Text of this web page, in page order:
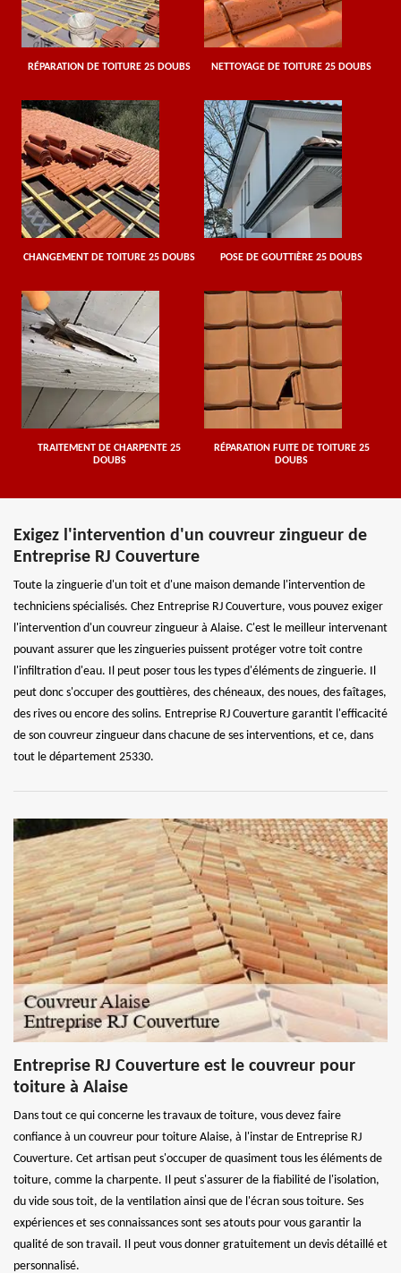
RÉPARATION DE TOITURE 25 DOUBS NETTOYAGE DE TOITURE 25 DOUBS
CHANGEMENT DE TOITURE 25 DOUBS POSE DE GOUTTIÈRE 25 DOUBS
TRAITEMENT DE CHARPENTE 25
DOUBS
RÉPARATION FUITE DE TOITURE 25
DOUBS
Exigez l'intervention d'un couvreur zingueur de
Entreprise RJ Couverture
Toute la zinguerie d'un toit et d'une maison demande l'intervention de
techniciens spécialisés. Chez Entreprise RJ Couverture, vous pouvez exiger
l'intervention d'un couvreur zingueur à Alaise. C'est le meilleur intervenant
pouvant assurer que les zingueries puissent protéger votre toit contre
l'infiltration d'eau. Il peut poser tous les types d'éléments de zinguerie. Il
peut donc s'occuper des gouttières, des chéneaux, des noues, des faîtages,
des rives ou encore des solins. Entreprise RJ Couverture garantit l'efficacité
de son couvreur zingueur dans chacune de ses interventions, et ce, dans
tout le département 25330.
Entreprise RJ Couverture est le couvreur pour
toiture à Alaise
Dans tout ce qui concerne les travaux de toiture, vous devez faire
confiance à un couvreur pour toiture Alaise, à l'instar de Entreprise RJ
Couverture. Cet artisan peut s'occuper de quasiment tous les éléments de
toiture, comme la charpente. Il peut s'assurer de la fiabilité de l'isolation,
du vide sous toit, de la ventilation ainsi que de l'écran sous toiture. Ses
expériences et ses connaissances sont ses atouts pour vous garantir la
qualité de son travail. Il peut vous donner gratuitement un devis détaillé et
personnalisé.